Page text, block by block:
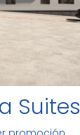
Suites